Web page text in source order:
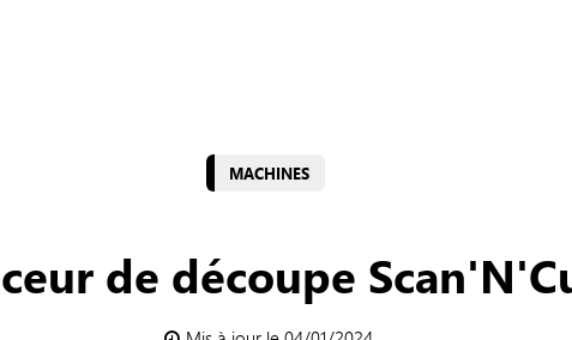
MACHINES
de découpe